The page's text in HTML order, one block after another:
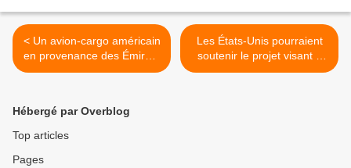
< Un avion-cargo américain
en provenance des Émirats
arabes unis atterrit en Israël
Les États-Unis pourraient
soutenir le projet visant à
diviser Gaza et à
Hébergé par Overblog
Top articles
Pages